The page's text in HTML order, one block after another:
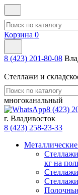
Корзина 0
8 (423) 201-80-08
Стеллажи и
многоканальный
8 (423)
г. Владивосток
8 (423) 258-23-33
кг на